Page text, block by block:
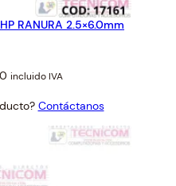
RANURA 2.5×6.0mm
Current
is:
incluido IVA
Contáctanos